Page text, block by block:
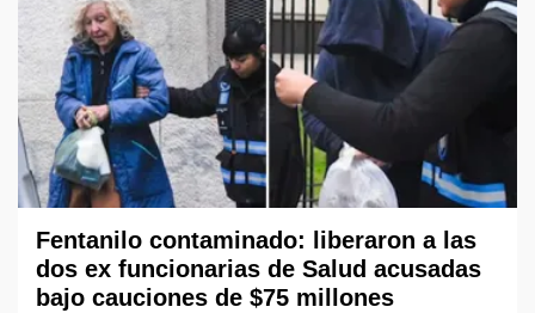
Fentanilo contaminado: liberaron a las
dos ex funcionarias de Salud acusadas
bajo cauciones de $75 millones